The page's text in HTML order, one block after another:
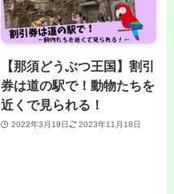
【那須どうぶつ王国】割引
券は道の駅で！動物たちを
近くで見られる！
2022年3月19日 2023年11月18日